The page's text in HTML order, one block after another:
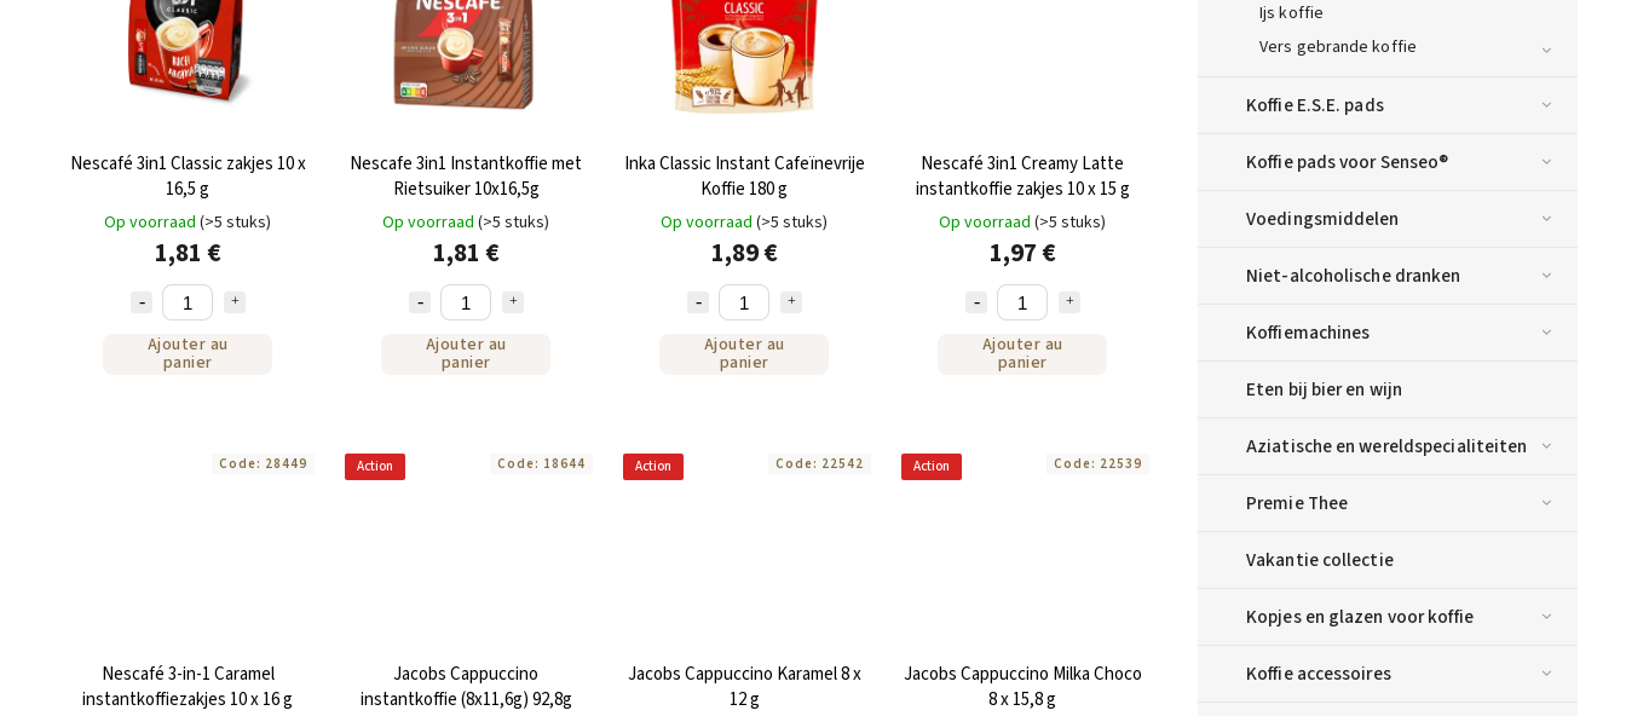
Ijs koffie
Vers gebrande koffie
Koffie E.S.E. pads
Koffie pads voor Senseo®
Voedingsmiddelen
Niet-alcoholische dranken
Koffiemachines
Eten bij bier en wijn
Aziatische en wereldspecialiteiten
Premie Thee
Vakantie collectie
Kopjes en glazen voor koffie
Koffie accessoires
Nescafé 3in1 Classic zakjes 10 x
16,5 g
Op voorraad (>5 stuks)
1,81 €
Ajouter au
panier
Nescafe 3in1 Instantkoffie met
Rietsuiker 10x16,5g
Op voorraad (>5 stuks)
1,81 €
Ajouter au
panier
Inka Classic Instant Cafeïnevrije
Koffie 180 g
Op voorraad (>5 stuks)
1,89 €
Ajouter au
panier
Nescafé 3in1 Creamy Latte
instantkoffie zakjes 10 x 15 g
Op voorraad (>5 stuks)
1,97 €
Ajouter au
panier
Nescafé 3-in-1 Caramel
instantkoffiezakjes 10 x 16 g
Code: 28449 Action
Jacobs Cappuccino
instantkoffie (8x11,6g) 92,8g
Code: 18644 Action
Jacobs Cappuccino Karamel 8 x
12 g
Code: 22542 Action
Jacobs Cappuccino Milka Choco
8 x 15,8 g
Code: 22539